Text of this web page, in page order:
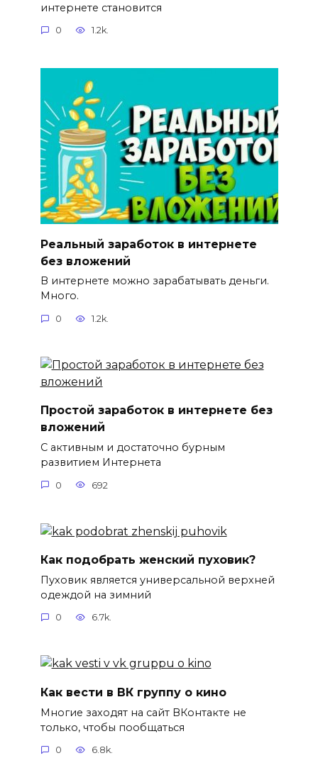
интернете становится
0 1.2k.
Реальный заработок в интернете
без вложений
В интернете можно зарабатывать деньги.
Много.
0 1.2k.
Простой заработок в интернете без
вложений
С активным и достаточно бурным
развитием Интернета
0 692
Как подобрать женский пуховик?
Пуховик является универсальной верхней
одеждой на зимний
0 6.7k.
Как вести в ВК группу о кино
Многие заходят на сайт ВКонтакте не
только, чтобы пообщаться
0 6.8k.